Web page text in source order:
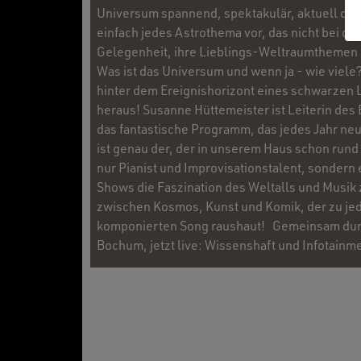
Universum spannend, spektakulär, aktuell
einfach jedes Astrothema vor, das nicht bei
Gelegenheit, ihre Lieblings-Weltraumthemen
Was ist das Universum und wenn ja - wie
hinter dem Ereignishorizont eines schwarzen
heraus! Susanne Hüttemeister ist Leiterin
das fantastische Programm, das jedes Jahr
ist genau der, der in unserem Haus schon
nur Pianist und Improvisationstalent,
Shows die Faszination des Weltalls und
zwischen Kosmos, Kunst und Komik, der zu
komponierten Song raushaut! Gemeinsam
Bochum, jetzt live: Wissenshaft und